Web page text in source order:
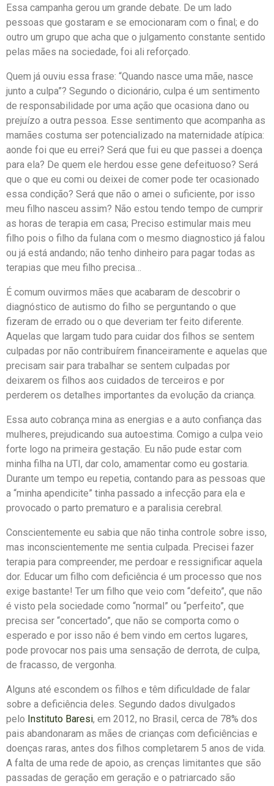
Essa campanha gerou um grande debate. De um lado
pessoas que gostaram e se emocionaram com o final; e do
outro um grupo que acha que o julgamento constante sentido
pelas mães na sociedade, foi ali reforçado.
Quem já ouviu essa frase: “Quando nasce uma mãe, nasce
junto a culpa”? Segundo o dicionário, culpa é um sentimento
de responsabilidade por uma ação que ocasiona dano ou
prejuízo a outra pessoa. Esse sentimento que acompanha as
mamães costuma ser potencializado na maternidade atípica:
aonde foi que eu errei? Será que fui eu que passei a doença
para ela? De quem ele herdou esse gene defeituoso? Será
que o que eu comi ou deixei de comer pode ter ocasionado
essa condição? Será que não o amei o suficiente, por isso
meu filho nasceu assim? Não estou tendo tempo de cumprir
as horas de terapia em casa; Preciso estimular mais meu
filho pois o filho da fulana com o mesmo diagnostico já falou
ou já está andando; não tenho dinheiro para pagar todas as
terapias que meu filho precisa…
É comum ouvirmos mães que acabaram de descobrir o
diagnóstico de autismo do filho se perguntando o que
fizeram de errado ou o que deveriam ter feito diferente.
Aquelas que largam tudo para cuidar dos filhos se sentem
culpadas por não contribuírem financeiramente e aquelas que
precisam sair para trabalhar se sentem culpadas por
deixarem os filhos aos cuidados de terceiros e por
perderem os detalhes importantes da evolução da criança.
Essa auto cobrança mina as energias e a auto confiança das
mulheres, prejudicando sua autoestima. Comigo a culpa veio
forte logo na primeira gestação. Eu não pude estar com
minha filha na UTI, dar colo, amamentar como eu gostaria.
Durante um tempo eu repetia, contando para as pessoas que
a “minha apendicite” tinha passado a infecção para ela e
provocado o parto prematuro e a paralisia cerebral.
Conscientemente eu sabia que não tinha controle sobre isso,
mas inconscientemente me sentia culpada. Precisei fazer
terapia para compreender, me perdoar e ressignificar aquela
dor. Educar um filho com deficiência é um processo que nos
exige bastante! Ter um filho que veio com “defeito”, que não
é visto pela sociedade como “normal” ou “perfeito”, que
precisa ser “concertado”, que não se comporta como o
esperado e por isso não é bem vindo em certos lugares,
pode provocar nos pais uma sensação de derrota, de culpa,
de fracasso, de vergonha.
Alguns até escondem os filhos e têm dificuldade de falar
sobre a deficiência deles. Segundo dados divulgados
pelo Instituto Baresi, em 2012, no Brasil, cerca de 78% dos
pais abandonaram as mães de crianças com deficiências e
doenças raras, antes dos filhos completarem 5 anos de vida.
A falta de uma rede de apoio, as crenças limitantes que são
passadas de geração em geração e o patriarcado são